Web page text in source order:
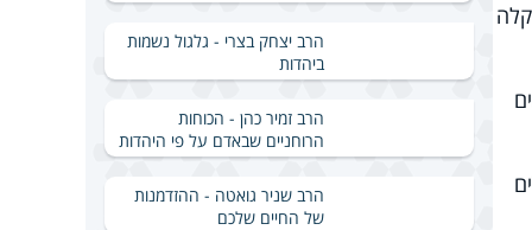
עמד על 3.7% - עלייה קלה
נמצאים
הרב יצחק בצרי - גלגול נשמות
ביהדות
הרב זמיר כהן - הכוחות
הרוחניים שבאדם על פי היהדות
הרב שניר גואטה - ההזדמנות
של החיים שלכם